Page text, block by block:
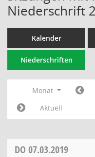
Niederschrift
Kalender
Niederschriften
Monat
Aktuell
DO 07.03.2019